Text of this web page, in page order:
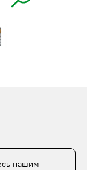
нашим